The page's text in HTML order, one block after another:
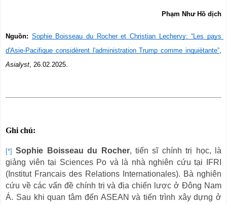
Phạm Như Hồ dịch
Nguồn: Sophie Boisseau du Rocher et Christian Lechervy: “Les pays
d'Asie-Pacifique considèrent l'administration Trump comme inquiétante”
Asialyst , 26.02.2025.
Ghi chú:
[*] Sophie Boisseau du Rocher, tiến sĩ chính trị học, là
giảng viên tại Sciences Po và là nhà nghiên cứu tại IFRI
(Institut Francais des Relations Internationales). Bà nghiên
cứu về các vấn đề chính trị và địa chiến lược ở Đông Nam
Á. Sau khi quan tâm đến ASEAN và tiến trình xây dựng ở